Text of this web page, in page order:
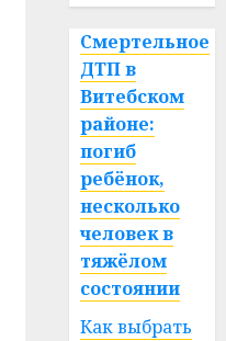
Смертельное
ДТП в
Витебском
районе:
погиб
ребёнок,
несколько
человек в
тяжёлом
состоянии
Как выбрать